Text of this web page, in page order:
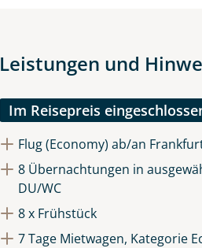
Leistungen und
Im Reisepreis
Flug (Economy) ab/an
8 Übernachtungen in
DU/WC
8 x Frühstück
7 Tage Mietwagen, Kategorie
Datenschutz &
Die Anfrage wird via